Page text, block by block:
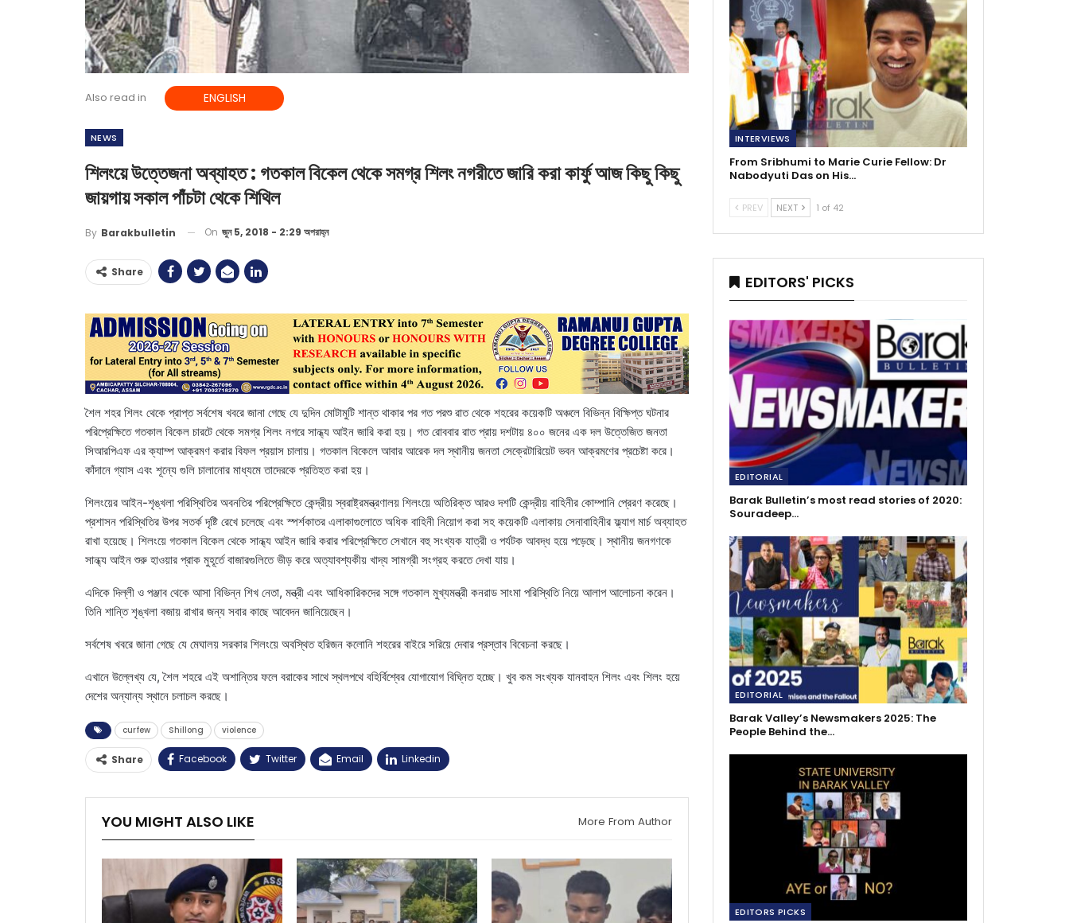
Also read in ENGLISH
NEWS
শিলংয়ে উত্তেজনা অব্যাহত : গতকাল বিকেল থেকে সমগ্র শিলং নগরীতে জারি করা কার্ফু আজ কিছু কিছু
জায়গায় সকাল পাঁচটা থেকে শিথিল
By Barakbulletin On জুন 5, 2018 - 2:29 অপরাহ্ন
Share
শৈল শহর শিলং থেকে প্রাপ্ত সর্বশেষ খবরে জানা গেছে যে দুদিন মোটামুটি শান্ত থাকার পর গত পরশু রাত থেকে শহরের কয়েকটি অঞ্চলে বিভিন্ন বিক্ষিপ্ত ঘটনার
পরিপ্রেক্ষিতে গতকাল বিকেল চারটে থেকে সমগ্র শিলং নগরে সান্ধ্য আইন জারি করা হয়। গত রোববার রাত প্রায় দশটায় ৪০০ জনের এক দল উত্তেজিত জনতা
সিআরপিএফ এর ক্যাম্প আক্রমণ করার বিফল প্রয়াস চালায়। গতকাল বিকেলে আবার আরেক দল স্থানীয় জনতা সেক্রেটারিয়েট ভবন আক্রমণের প্রচেষ্টা করে।
কাঁদানে গ্যাস এবং শূন্যে গুলি চালানোর মাধ্যমে তাদেরকে প্রতিহত করা হয়।
শিলংয়ের আইন-শৃঙ্খলা পরিস্থিতির অবনতির পরিপ্রেক্ষিতে কেন্দ্রীয় স্বরাষ্ট্রমন্ত্রণালয় শিলংয়ে অতিরিক্ত আরও দশটি কেন্দ্রীয় বাহিনীর কোম্পানি প্রেরণ করেছে।
প্রশাসন পরিস্থিতির উপর সতর্ক দৃষ্টি রেখে চলেছে এবং স্পর্শকাতর এলাকাগুলোতে অধিক বাহিনী নিয়োগ করা সহ কয়েকটি এলাকায় সেনাবাহিনীর ফ্ল্যাগ মার্চ অব্যাহত
রাখা হয়েছে। শিলংয়ে গতকাল বিকেল থেকে সান্ধ্য আইন জারি করার পরিপ্রেক্ষিতে সেখানে বহু সংখ্যক যাত্রী ও পর্যটক আবদ্ধ হয়ে পড়েছে। স্থানীয় জনগণকে
সান্ধ্য আইন শুরু হাওয়ার প্রাক মুহূর্তে বাজারগুলিতে ভীড় করে অত্যাবশ্যকীয় খাদ্য সামগ্রী সংগ্রহ করতে দেখা যায়।
এদিকে দিল্লী ও পঞ্জাব থেকে আসা বিভিন্ন শিখ নেতা, মন্ত্রী এবং আধিকারিকদের সঙ্গে গতকাল মুখ্যমন্ত্রী কনরাড সাংমা পরিস্থিতি নিয়ে আলাপ আলোচনা করেন।
তিনি শান্তি শৃঙ্খলা বজায় রাখার জন্য সবার কাছে আবেদন জানিয়েছেন।
সর্বশেষ খবরে জানা গেছে যে মেঘালয় সরকার শিলংয়ে অবস্থিত হরিজন কলোনি শহরের বাইরে সরিয়ে দেবার প্রস্তাব বিবেচনা করছে।
এখানে উল্লেখ্য যে, শৈল শহরে এই অশান্তির ফলে বরাকের সাথে স্থলপথে বহির্বিশ্বের যোগাযোগ বিঘ্নিত হচ্ছে। খুব কম সংখ্যক যানবাহন শিলং এবং শিলং হয়ে
দেশের অন্যান্য স্থানে চলাচল করছে।
curfew Shillong violence
Share Facebook Twitter Email Linkedin
YOU MIGHT ALSO LIKE More From Author
INTERVIEWS
From Sribhumi to Marie Curie Fellow: Dr
Nabodyuti Das on His…
PREV NEXT 1 of 42
EDITORS' PICKS
EDITORIAL
Barak Bulletin’s most read stories of 2020:
Souradeep…
EDITORIAL
Barak Valley’s Newsmakers 2025: The
People Behind the…
EDITORS PICKS